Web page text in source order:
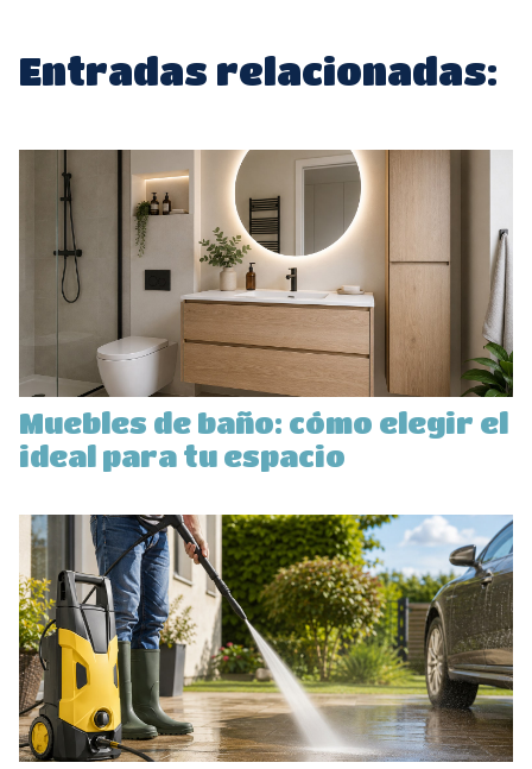
Entradas relacionadas:
Muebles de baño: cómo elegir el
ideal para tu espacio